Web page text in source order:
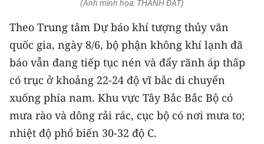
54 DÂN TỘC VIỆT NAM
CHƯƠNG TRÌNH OCOP - MỖI XÃ
MỘT SẢN PHẨM
(Ảnh minh họa: THÀNH ĐẠT)
Theo Trung tâm Dự báo khí tượng thủy văn
quốc gia, ngày 8/6, bộ phận không khí lạnh đã
báo vẫn đang tiếp tục nén và đẩy rãnh áp thấp
có trục ở khoảng 22-24 độ vĩ bắc di chuyển
xuống phía nam. Khu vực Tây Bắc Bắc Bộ có
mưa rào và dông rải rác, cục bộ có nơi mưa to;
nhiệt độ phổ biến 30-32 độ C.